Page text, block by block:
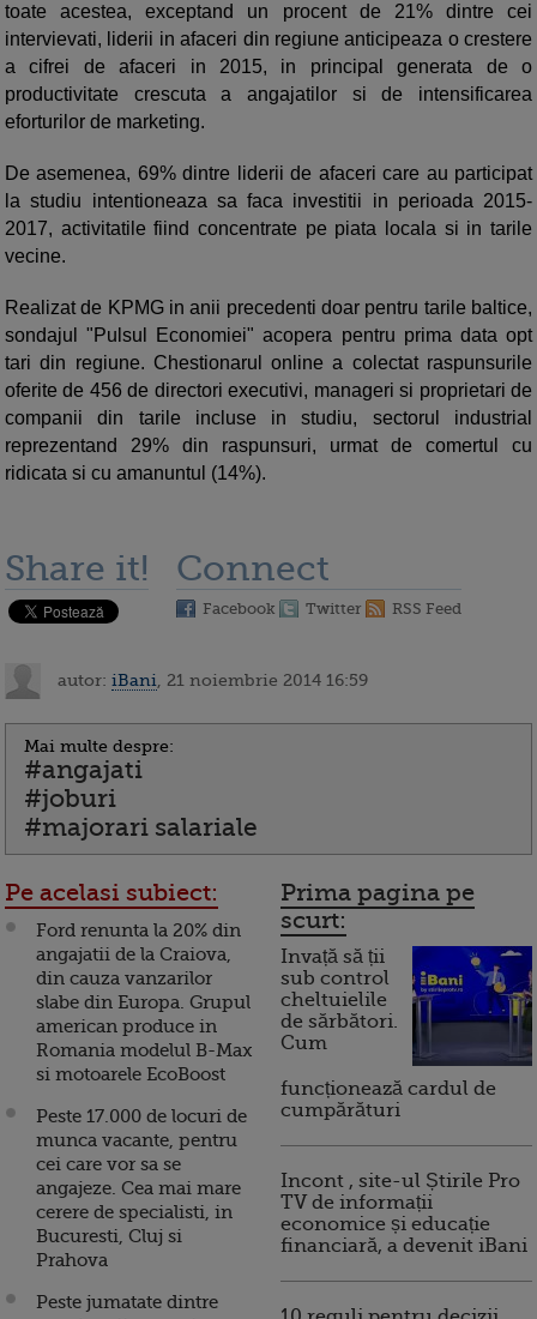
toate acestea, exceptand un procent de 21% dintre cei
intervievati, liderii in afaceri din regiune anticipeaza o crestere
a cifrei de afaceri in 2015, in principal generata de o
productivitate crescuta a angajatilor si de intensificarea
eforturilor de marketing.
De asemenea, 69% dintre liderii de afaceri care au participat
la studiu intentioneaza sa faca investitii in perioada 2015-
2017, activitatile fiind concentrate pe piata locala si in tarile
vecine.
Realizat de KPMG in anii precedenti doar pentru tarile baltice,
sondajul "Pulsul Economiei" acopera pentru prima data opt
tari din regiune. Chestionarul online a colectat raspunsurile
oferite de 456 de directori executivi, manageri si proprietari de
companii din tarile incluse in studiu, sectorul industrial
reprezentand 29% din raspunsuri, urmat de comertul cu
ridicata si cu amanuntul (14%).
Share it! Connect
Facebook Twitter RSS Feed
autor: iBani , 21 noiembrie 2014 16:59
Mai multe despre:
#angajati
#joburi
#majorari salariale
Pe acelasi subiect:
Ford renunta la 20% din
angajatii de la Craiova,
din cauza vanzarilor
slabe din Europa. Grupul
american produce in
Romania modelul B-Max
si motoarele EcoBoost
Peste 17.000 de locuri de
munca vacante, pentru
cei care vor sa se
angajeze. Cea mai mare
cerere de specialisti, in
Bucuresti, Cluj si
Prahova
Peste jumatate dintre
Prima pagina pe
scurt:
Invață să ții
sub control
cheltuielile
de sărbători.
Cum
funcționează cardul de
cumpărături
Incont , site-ul Știrile Pro
TV de informații
economice și educație
financiară, a devenit iBani